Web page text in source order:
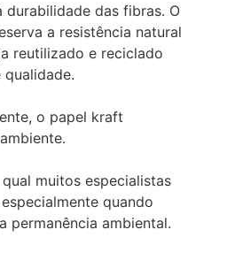
das fibras. O
a resistência natural
reutilizado e reciclado
o papel kraft
muitos especialistas
quando
permanência ambiental.